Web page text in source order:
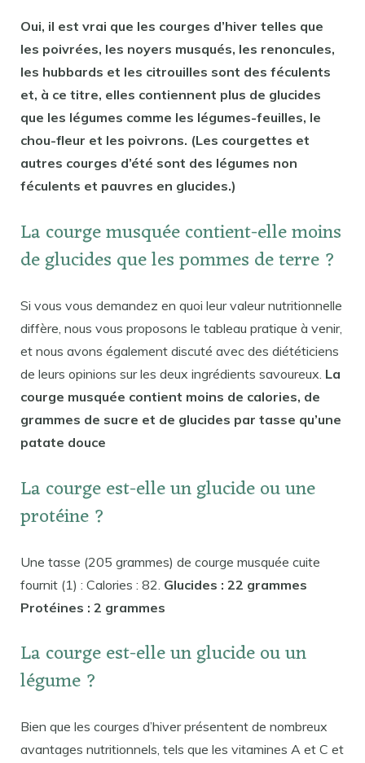
Oui, il est vrai que les courges d’hiver telles que
les poivrées, les noyers musqués, les renoncules,
les hubbards et les citrouilles sont des féculents
et, à ce titre, elles contiennent plus de glucides
que les légumes comme les légumes-feuilles, le
chou-fleur et les poivrons. (Les courgettes et
autres courges d’été sont des légumes non
féculents et pauvres en glucides.)
La courge musquée contient-elle moins
de glucides que les pommes de terre ?
Si vous vous demandez en quoi leur valeur nutritionnelle
diffère, nous vous proposons le tableau pratique à venir,
et nous avons également discuté avec des diététiciens
de leurs opinions sur les deux ingrédients savoureux. La
courge musquée contient moins de calories, de
grammes de sucre et de glucides par tasse qu’une
patate douce
La courge est-elle un glucide ou une
protéine ?
Une tasse (205 grammes) de courge musquée cuite
fournit (1) : Calories : 82. Glucides : 22 grammes
Protéines : 2 grammes
La courge est-elle un glucide ou un
légume ?
Bien que les courges d’hiver présentent de nombreux
avantages nutritionnels, tels que les vitamines A et C et